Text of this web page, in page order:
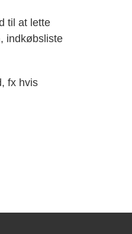
til at lette
indkøbsliste
fx hvis